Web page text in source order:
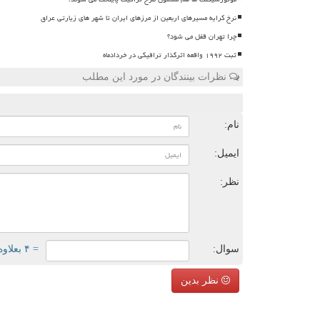
نرخ کرایه مسیرهای اربعین از مرزهای ایران تا شهر های زیارتی عراق
چرا تهران قفل می شود؟
ثبت ۱۹۹۲ واقعه اثرگذار ترافیکی در خردادماه
نظرات بینندگان در مورد این مطلب
نام:
ایمیل:
نظر:
سوال: = ۴ بعلاوه ۳
نظر بدین